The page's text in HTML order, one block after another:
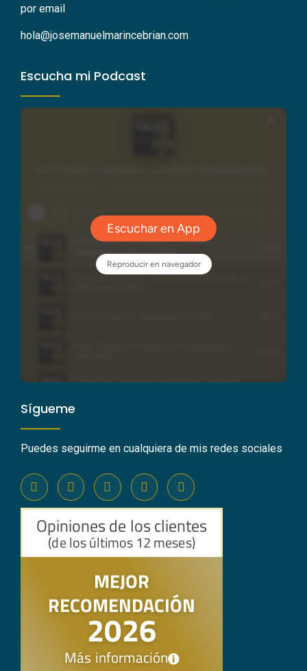
por email
hola@josemanuelmarincebrian.com
Escucha mi Podcast
Sígueme
Puedes seguirme en cualquiera de mis redes sociales